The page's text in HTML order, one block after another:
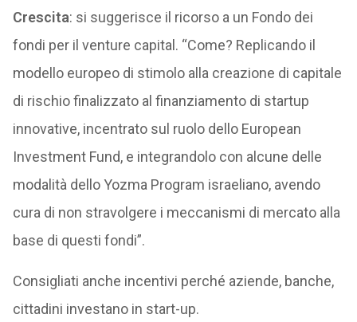
Crescita: si suggerisce il ricorso a un Fondo dei
fondi per il venture capital. “Come? Replicando il
modello europeo di stimolo alla creazione di capitale
di rischio finalizzato al finanziamento di startup
innovative, incentrato sul ruolo dello European
Investment Fund, e integrandolo con alcune delle
modalità dello Yozma Program israeliano, avendo
cura di non stravolgere i meccanismi di mercato alla
base di questi fondi”.
Consigliati anche incentivi perché aziende, banche,
cittadini investano in start-up.